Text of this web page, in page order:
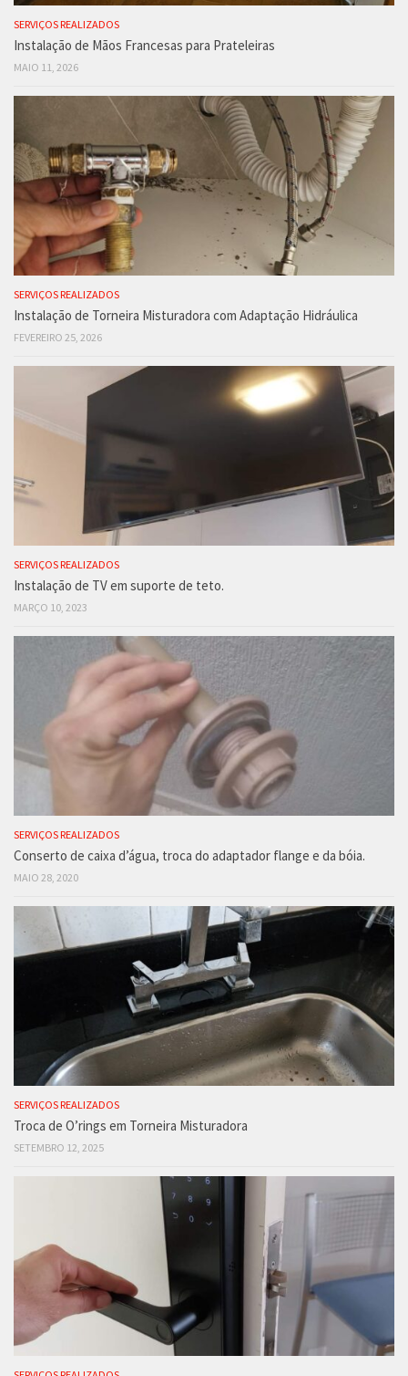
SERVIÇOS REALIZADOS
Instalação de Mãos Francesas para Prateleiras
MAIO 11, 2026
SERVIÇOS REALIZADOS
Instalação de Torneira Misturadora com Adaptação Hidráulica
FEVEREIRO 25, 2026
SERVIÇOS REALIZADOS
Instalação de TV em suporte de teto.
MARÇO 10, 2023
SERVIÇOS REALIZADOS
Conserto de caixa d’água, troca do adaptador flange e da bóia.
MAIO 28, 2020
SERVIÇOS REALIZADOS
Troca de O’rings em Torneira Misturadora
SETEMBRO 12, 2025